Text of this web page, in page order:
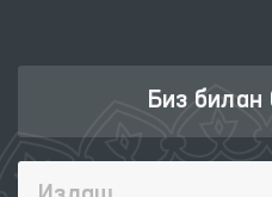
Биз билан